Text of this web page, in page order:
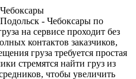
- Чебоксары по
на сервисе проходит без
контактов заказчиков,
груза требуется простая
стремятся найти груз из
чтобы увеличить